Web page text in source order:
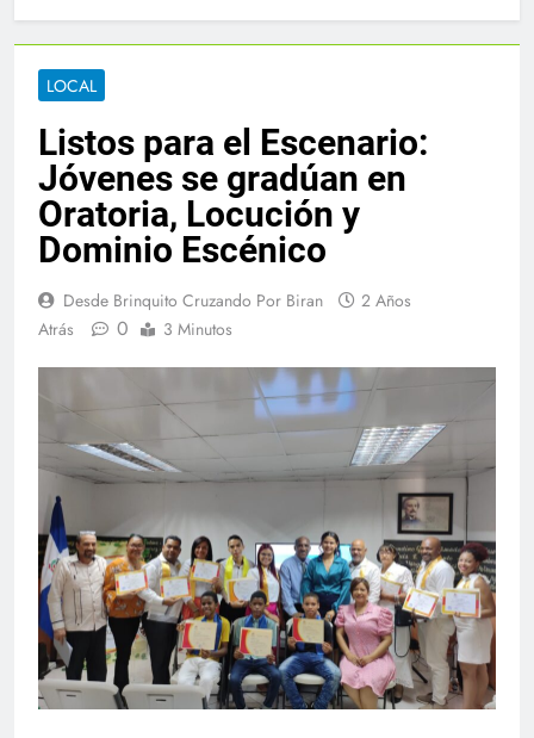
LOCAL
Listos para el Escenario:
Jóvenes se gradúan en
Oratoria, Locución y
Dominio Escénico
Desde Brinquito Cruzando Por Biran
2 Años
Atrás
0 3 Minutos